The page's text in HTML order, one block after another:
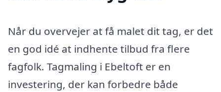
Når du overvejer at få malet dit tag, er det
en god idé at indhente tilbud fra flere
fagfolk. Tagmaling i Ebeltoft er en
investering, der kan forbedre både